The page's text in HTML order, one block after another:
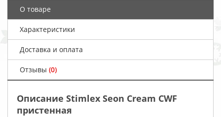
О товаре
Характеристики
Доставка и оплата
Отзывы (0)
Описание Stimlex Seon Cream CWF
пристенная